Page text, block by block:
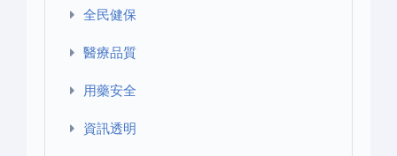
全民健保
醫療品質
用藥安全
資訊透明